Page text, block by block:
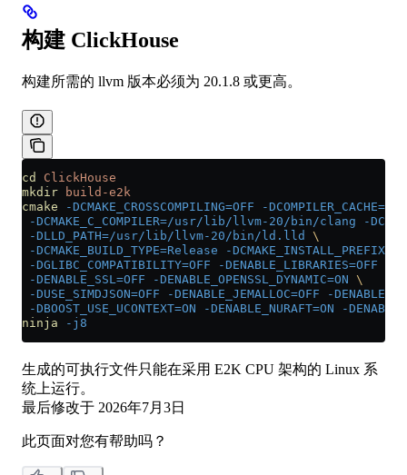
构建 ClickHouse
构建所需的 llvm 版本必须为 20.1.8 或更高。
cd
ClickHouse
mkdir build-e2k
cmake -DCMAKE_CROSSCOMPILING=OFF -
-DCMAKE_C_COMPILER=/usr/lib/llvm-20/bin/clang -
-DLLD_PATH=/usr/lib/llvm-20/bin/ld.lld
\
-DCMAKE_BUILD_TYPE=Release -DCMAKE_INSTALL_PREFIX=/
-DGLIBC_COMPATIBILITY=OFF -DENABLE_LIBRARIES=OFF
-DENABLE_SSL=OFF -DENABLE_OPENSSL_DYNAMIC=ON \
-DUSE_SIMDJSON=OFF -DENABLE_JEMALLOC=OFF -
-DBOOST_USE_UCONTEXT=ON -DENABLE_NURAFT=ON -
ninja -j8
生成的可执行文件只能在采用 E2K CPU 架构的 Linux 系
统上运行。
最后修改于 2026年7月3日
此页面对您有帮助吗？